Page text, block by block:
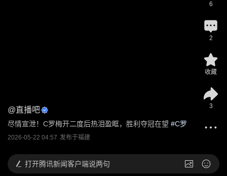
@直播吧
尽情宣泄！C罗梅开二度后热泪盈眶，胜利夺冠在望 #C罗
2026-05-22 04:57 发布于福建
6
2
收藏
3
打开腾讯新闻客户端说两句